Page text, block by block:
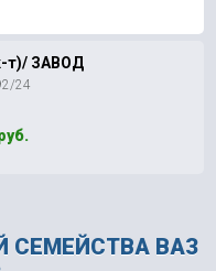
т)/ ЗАВОД
24
СЕМЕЙСТВА ВАЗ